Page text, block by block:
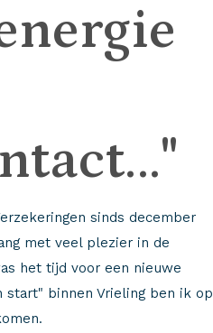
sinds december
met veel plezier in de
het tijd voor een nieuwe
start" binnen Vrieling ben ik op